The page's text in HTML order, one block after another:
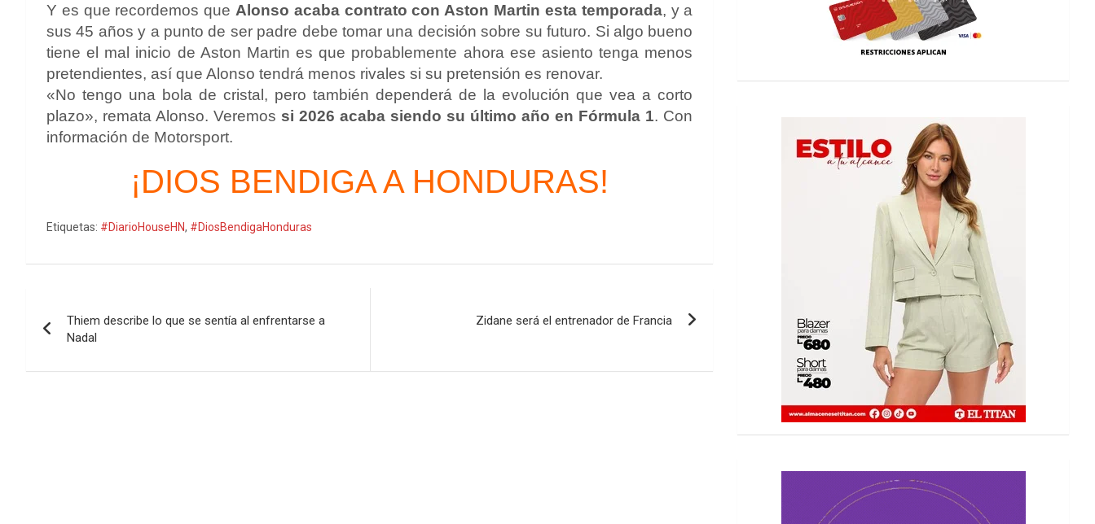
Y es que recordemos que Alonso acaba contrato con Aston Martin esta temporada, y a
sus 45 años y a punto de ser padre debe tomar una decisión sobre su futuro. Si algo bueno
tiene el mal inicio de Aston Martin es que probablemente ahora ese asiento tenga menos
pretendientes, así que Alonso tendrá menos rivales si su pretensión es renovar.
«No tengo una bola de cristal, pero también dependerá de la evolución que vea a corto
plazo», remata Alonso. Veremos si 2026 acaba siendo su último año en Fórmula 1. Con
información de Motorsport.
¡DIOS BENDIGA A HONDURAS!
Etiquetas: #DiarioHouseHN, #DiosBendigaHonduras
de
entradas
Thiem describe lo que se sentía al enfrentarse a
Nadal
Zidane será el entrenador de Francia